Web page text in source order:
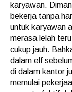
karyawan.
bekerja tanpa
untuk karyawan
merasa lelah
cukup jauh.
dalam elf
di dalam kantor
memulai